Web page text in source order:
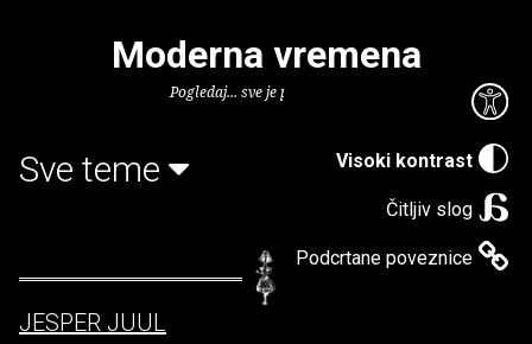
Visoki kontrast
Čitljiv slog
Podcrtane poveznice
Moderna vremena
Pogledaj... sve je puno knjiga.
Sve teme
JESPER JUUL